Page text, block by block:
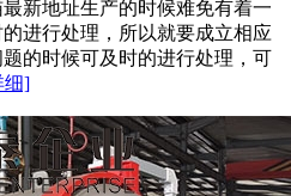
地址生产的时候难免有着一
行处理，所以就要成立相应
的时候可及时的进行处理，可
细]